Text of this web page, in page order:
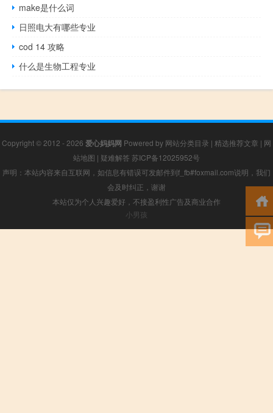
make是什么词
日照电大有哪些专业
cod 14 攻略
什么是生物工程专业
Copyright © 2012 - 2026 爱心妈妈网 Powered by 网站分类目录 | 精选推荐文章 | 网
站地图 | 疑难解答 苏ICP备12025952号
声明：本站内容来自互联网，如信息有错误可发邮件到f_fb#foxmail.com说明，我们
会及时纠正，谢谢
本站仅为个人兴趣爱好，不接盈利性广告及商业合作
小男孩